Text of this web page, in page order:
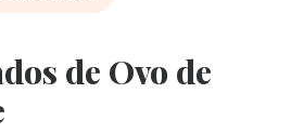
de Ovo de